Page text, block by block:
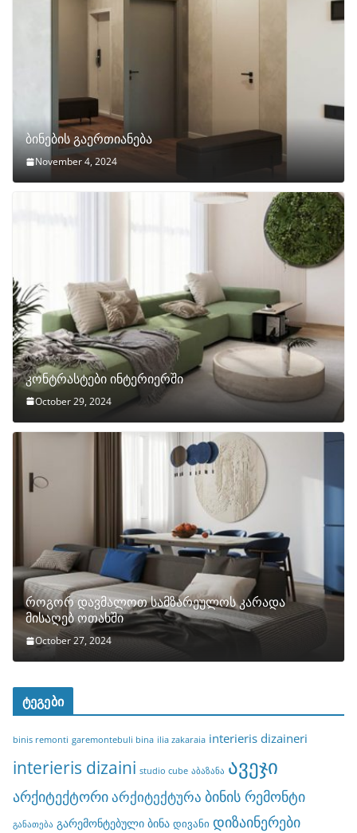
ბინების გაერთიანება
November 4, 2024
კონტრასტები ინტერიერში
October 29, 2024
როგორ დავმალოთ სამზარეულოს კარადა
მისაღებ ოთახში
October 27, 2024
ტეგები
binis remonti garemontebuli bina ilia zakaraia interieris dizaineri
interieris dizaini studio cube აბაზანა ავეჯი
არქიტექტორიარქიტექტურა ბინის რემონტი
განათება გარემონტებული ბინა დივანი დიზაინერები